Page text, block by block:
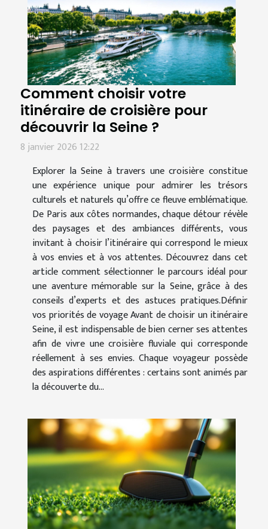
Comment choisir votre
itinéraire de croisière pour
découvrir la Seine ?
8 janvier 2026 12:22
Explorer la Seine à travers une croisière constitue
une expérience unique pour admirer les trésors
culturels et naturels qu’offre ce fleuve emblématique.
De Paris aux côtes normandes, chaque détour révèle
des paysages et des ambiances différents, vous
invitant à choisir l’itinéraire qui correspond le mieux
à vos envies et à vos attentes. Découvrez dans cet
article comment sélectionner le parcours idéal pour
une aventure mémorable sur la Seine, grâce à des
conseils d’experts et des astuces pratiques.Définir
vos priorités de voyage Avant de choisir un itinéraire
Seine, il est indispensable de bien cerner ses attentes
afin de vivre une croisière fluviale qui corresponde
réellement à ses envies. Chaque voyageur possède
des aspirations différentes : certains sont animés par
la découverte du...